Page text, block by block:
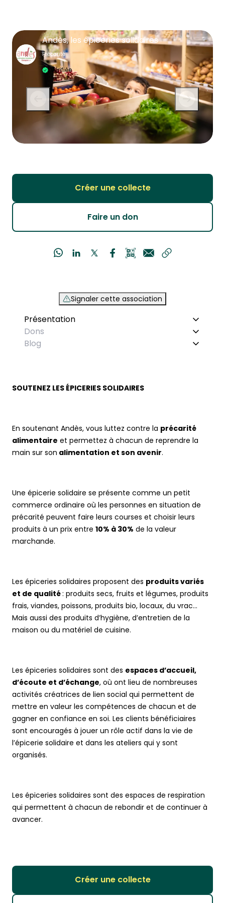
Andès, les épiceries solidaires
Précarité
Vérifiée
Créer une collecte
Faire un don
Signaler cette association
Présentation
Dons
Blog
SOUTENEZ LES ÉPICERIES SOLIDAIRES
En soutenant Andès, vous luttez contre la précarité
alimentaire et permettez à chacun de reprendre la
main sur son alimentation et son avenir.
Une épicerie solidaire se présente comme un petit
commerce ordinaire où les personnes en situation de
précarité peuvent faire leurs courses et choisir leurs
produits à un prix entre 10% à 30% de la valeur
marchande.
Les épiceries solidaires proposent des produits variés
et de qualité: produits secs, fruits et légumes, produits
frais, viandes, poissons, produits bio, locaux, du vrac...
Mais aussi des produits d’hygiène, d’entretien de la
maison ou du matériel de cuisine.
Les épiceries solidaires sont des espaces d’accueil,
d’écoute et d’échange, où ont lieu de nombreuses
activités créatrices de lien social qui permettent de
mettre en valeur les compétences de chacun et de
gagner en confiance en soi. Les clients bénéficiaires
sont encouragés à jouer un rôle actif dans la vie de
l’épicerie solidaire et dans les ateliers qui y sont
organisés.
Les épiceries solidaires sont des espaces de respiration
qui permettent à chacun de rebondir et de continuer à
avancer.
Créer une collecte